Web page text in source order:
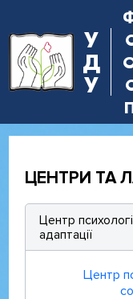
У
Д
У
ЦЕНТРИ ТА
Центр
адаптації
Центр